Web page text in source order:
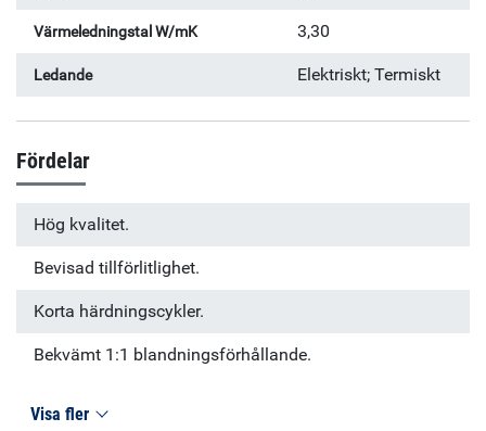
Värmeledningstal W/mK 3,30
Ledande Elektriskt; Termiskt
Fördelar
Hög kvalitet.
Bevisad tillförlitlighet.
Korta härdningscykler.
Bekvämt 1:1 blandningsförhållande.
Visa fler